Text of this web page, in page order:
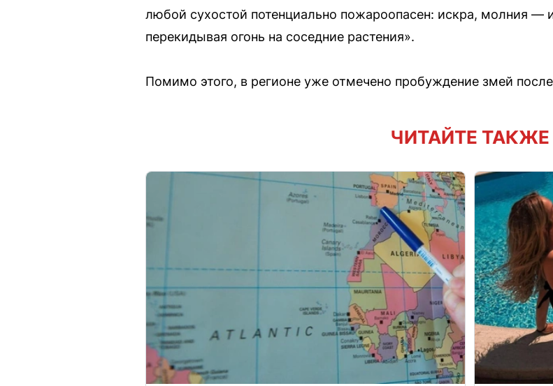
любой сухостой потенциально пожароопасен: искра, молния —
перекидывая огонь на соседние растения».
Помимо этого, в регионе уже отмечено пробуждение змей
ЧИТАЙТЕ ТАКЖЕ